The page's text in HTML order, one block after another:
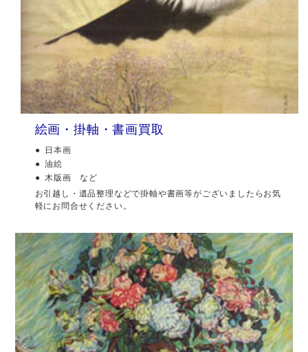
絵画・掛軸・書画買取
日本画
油絵
木版画 など
お引越し・遺品整理などで掛軸や書画等がございましたらお気
軽にお問合せください。